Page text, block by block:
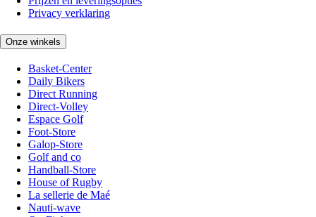
Privacy verklaring
Onze winkels
Basket-Center
Daily Bikers
Direct Running
Direct-Volley
Espace Golf
Foot-Store
Galop-Store
Golf and co
Handball-Store
House of Rugby
La sellerie de Maé
Nauti-wave